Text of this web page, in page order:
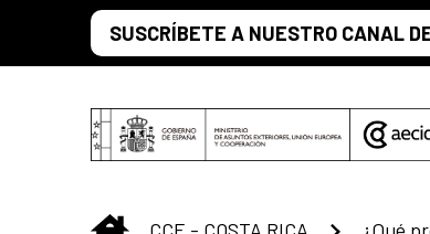
Saltar al contenido principal
SUSCRÍBETE A NUESTRO CANAL
INICIO